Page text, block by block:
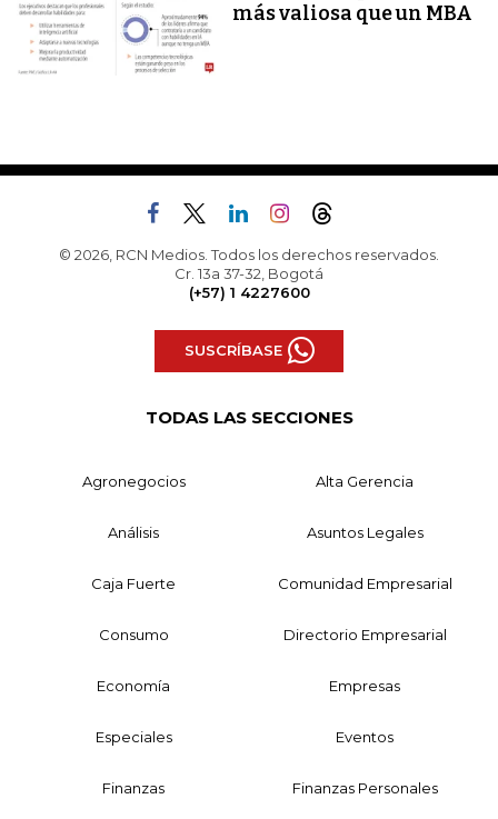
más valiosa que un MBA
© 2026, RCN Medios. Todos los derechos reservados.
Cr. 13a 37-32, Bogotá
(+57) 1 4227600
SUSCRÍBASE
TODAS LAS SECCIONES
Agronegocios Alta Gerencia
Análisis Asuntos Legales
Caja Fuerte Comunidad Empresarial
Consumo Directorio Empresarial
Economía Empresas
Especiales Eventos
Finanzas Finanzas Personales